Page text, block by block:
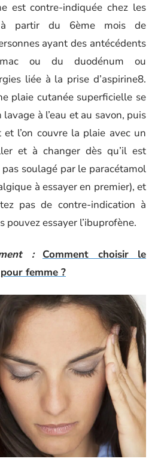
est contre-indiquée chez les
à partir du 6ème mois de
ayant des antécédents
ou du duodénum ou
liée à la prise d’aspirine8.
plaie cutanée superficielle se
à l’eau et au savon, puis
l’on couvre la plaie avec un
et à changer dès qu’il est
pas soulagé par le paracétamol
à essayer en premier), et
pas de contre-indication à
pouvez essayer l’ibuprofène.
:
Comment choisir le
femme ?